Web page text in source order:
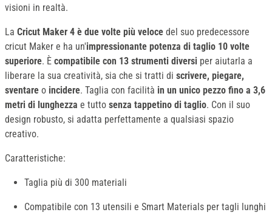
visioni in realtà.
La Cricut Maker 4 è due volte più veloce del suo predecessore
cricut Maker e ha un'impressionante potenza di taglio 10 volte
superiore. È compatibile con 13 strumenti diversi per aiutarla a
liberare la sua creatività, sia che si tratti di scrivere, piegare,
sventare o incidere. Taglia con facilità in un unico pezzo fino a 3,6
metri di lunghezza e tutto senza tappetino di taglio. Con il suo
design robusto, si adatta perfettamente a qualsiasi spazio
creativo.
Caratteristiche:
Taglia più di 300 materiali
Compatibile con 13 utensili e Smart Materials per tagli lunghi